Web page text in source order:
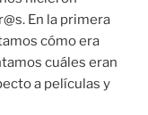
En la primera
cómo era
cuáles eran
a películas y